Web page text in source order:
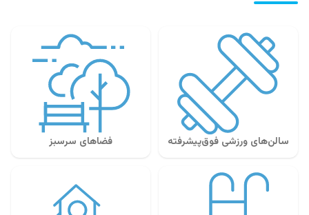
سالن‌های ورزشی فوق‌پیشرفته فضاهای سرسبز